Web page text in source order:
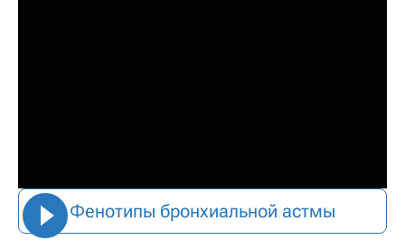
Фенотипы бронхиальной астмы